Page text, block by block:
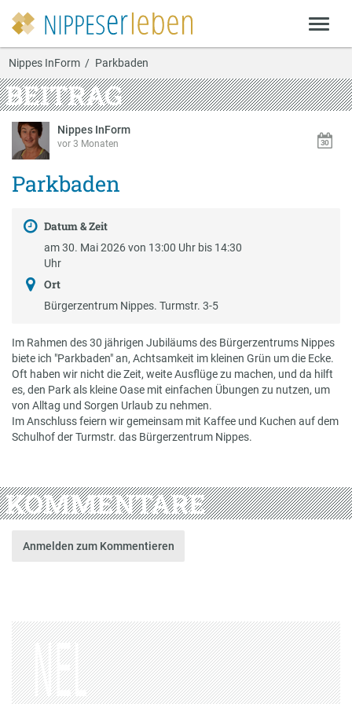
Nippes InForm Parkbaden
BEITRAG
Nippes InForm
vor 3 Monaten
Parkbaden
Datum & Zeit
am 30. Mai 2026 von 13:00 Uhr bis 14:30
Uhr
Ort
Bürgerzentrum Nippes. Turmstr. 3-5
Im Rahmen des 30 jährigen Jubiläums des Bürgerzentrums Nippes
biete ich "Parkbaden" an, Achtsamkeit im kleinen Grün um die Ecke.
Oft haben wir nicht die Zeit, weite Ausflüge zu machen, und da hilft
es, den Park als kleine Oase mit einfachen Übungen zu nutzen, um
von Alltag und Sorgen Urlaub zu nehmen.
Im Anschluss feiern wir gemeinsam mit Kaffee und Kuchen auf dem
Schulhof der Turmstr. das Bürgerzentrum Nippes.
KOMMENTARE
Anmelden zum Kommentieren